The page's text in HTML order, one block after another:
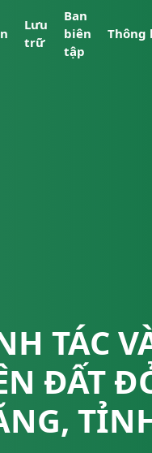
Lưu
trữ
Ban
biên
tập
Thông
TÁC
ĐẤT